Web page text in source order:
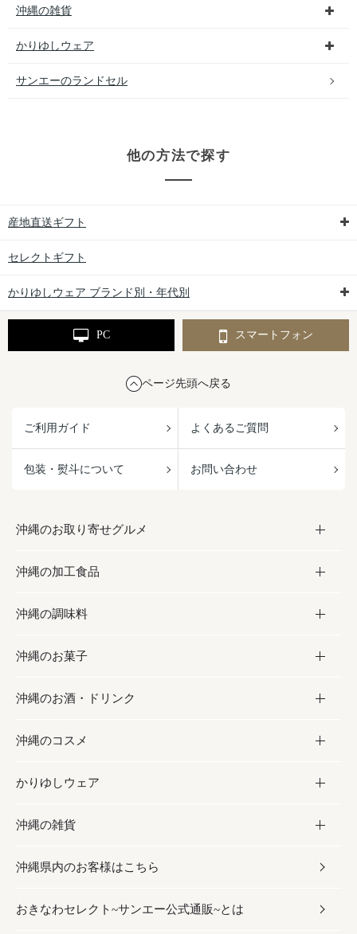
沖縄の雑貨
かりゆしウェア
サンエーのランドセル
他の方法で探す
産地直送ギフト
セレクトギフト
かりゆしウェア ブランド別・年代別
PC スマートフォン
ページ先頭へ戻る
ご利用ガイド よくあるご質問
包装・熨斗について お問い合わせ
沖縄のお取り寄せグルメ
お取り寄せグルメ
フルーツ・野菜
お肉
海産物
沖縄の加工食品
加工食品
缶詰／パウチ
沖縄料理
沖縄そば／乾麺
レトルト食品
乾物／粉類
沖縄の調味料
調味料
砂糖／黒砂糖
塩
お酢／ドレッシング
しょうゆ
みそ
だし／スパイス／島唐辛子
沖縄のお菓子
お菓子
黒糖
ちんすこう
伝統菓子
スナック
おつまみ
沖縄のお酒・ドリンク
お酒・ドリンク
泡盛
ビール・チューハイ
ワイン・ウィスキー・カクテル
ドリンク
沖縄のコスメ
コスメ
スキンケア
ボディケア
ヘアケア
かりゆしウェア
かりゆしウェア
メンズ
レディース
沖縄の雑貨
雑貨
沖縄ファッション
沖縄県内のお客様はこちら
おきなわセレクト~サンエー公式通販~とは